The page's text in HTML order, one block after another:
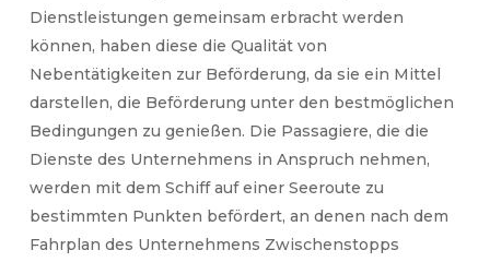
Dienstleistungen gemeinsam erbracht werden
können, haben diese die Qualität von
Nebentätigkeiten zur Beförderung, da sie ein Mittel
darstellen, die Beförderung unter den bestmöglichen
Bedingungen zu genießen. Die Passagiere, die die
Dienste des Unternehmens in Anspruch nehmen,
werden mit dem Schiff auf einer Seeroute zu
bestimmten Punkten befördert, an denen nach dem
Fahrplan des Unternehmens Zwischenstopps